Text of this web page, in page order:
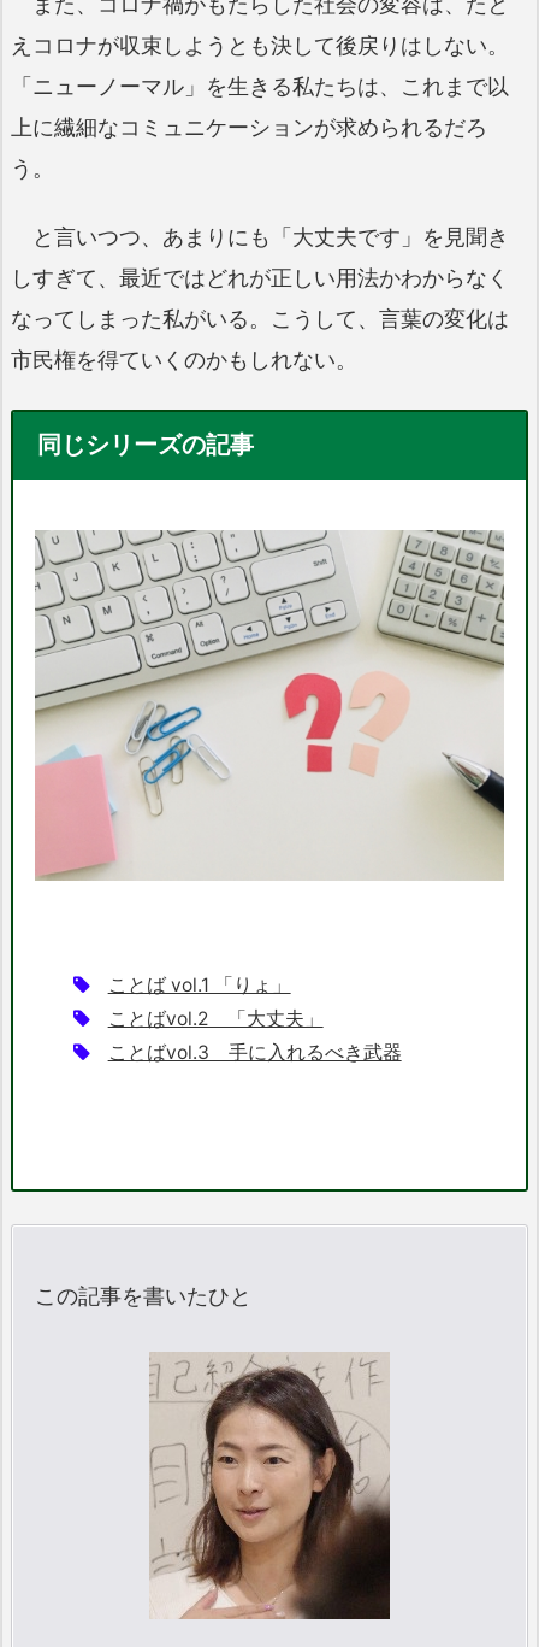
えコロナが収束しようとも決して後戻りはしない。
「ニューノーマル」を生きる私たちは、これまで以
上に繊細なコミュニケーションが求められるだろ
う。
と言いつつ、あまりにも「大丈夫です」を見聞き
しすぎて、最近ではどれが正しい用法かわからなく
なってしまった私がいる。こうして、言葉の変化は
市民権を得ていくのかもしれない。
同じシリーズの記事
ことば vol.1 「りょ」
ことばvol.2 「大丈夫」
ことばvol.3 手に入れるべき武器
この記事を書いたひと